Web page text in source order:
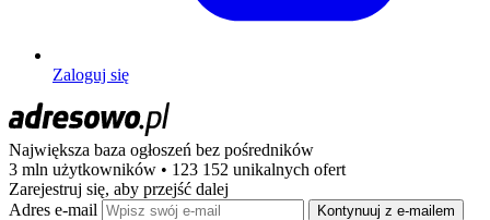
Zaloguj się
Największa baza ogłoszeń bez pośredników
3 mln użytkowników • 123 152 unikalnych ofert
Zarejestruj się, aby przejść dalej
Adres e-mail
Kontynuuj z e-mailem